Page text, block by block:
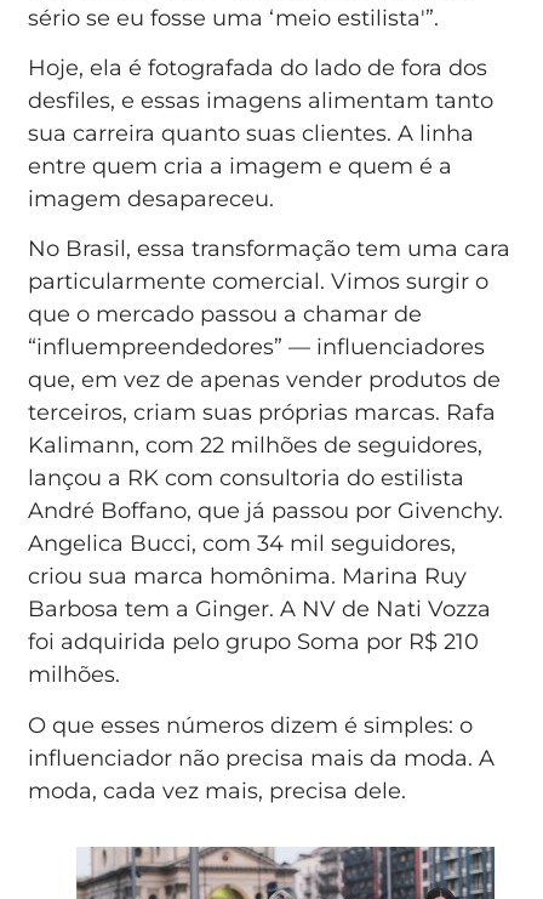
sério se eu fosse uma ‘meio estilista'”.
Hoje, ela é fotografada do lado de fora dos
desfiles, e essas imagens alimentam tanto
sua carreira quanto suas clientes. A linha
entre quem cria a imagem e quem é a
imagem desapareceu.
No Brasil, essa transformação tem uma cara
particularmente comercial. Vimos surgir o
que o mercado passou a chamar de
“influempreendedores” — influenciadores
que, em vez de apenas vender produtos de
terceiros, criam suas próprias marcas. Rafa
Kalimann, com 22 milhões de seguidores,
lançou a RK com consultoria do estilista
André Boffano, que já passou por Givenchy.
Angelica Bucci, com 34 mil seguidores,
criou sua marca homônima. Marina Ruy
Barbosa tem a Ginger. A NV de Nati Vozza
foi adquirida pelo grupo Soma por R$ 210
milhões.
O que esses números dizem é simples: o
influenciador não precisa mais da moda. A
moda, cada vez mais, precisa dele.